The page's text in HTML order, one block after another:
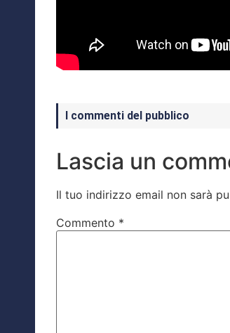
I commenti del pubblico
Lascia un
Il tuo indirizzo email non sarà
Commento *